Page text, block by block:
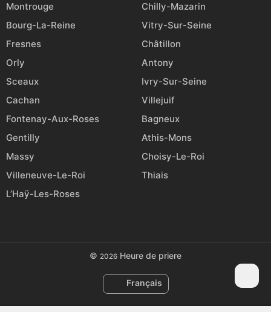
Montrouge
Chilly-Mazarin
Bourg-La-Reine
Vitry-Sur-Seine
Fresnes
Châtillon
Orly
Antony
Sceaux
Ivry-Sur-Seine
Cachan
Villejuif
Fontenay-Aux-Roses
Bagneux
Gentilly
Athis-Mons
Massy
Choisy-Le-Roi
Villeneuve-Le-Roi
Thiais
L’Haÿ-Les-Roses
© 2026 Heure de priere
Français